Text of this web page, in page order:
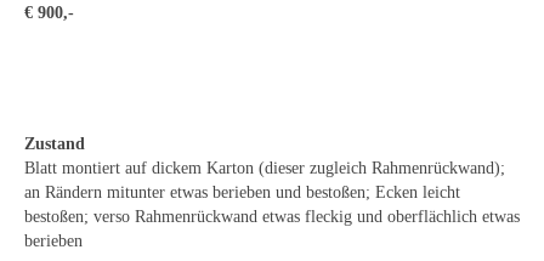
Kunst nach 1945
€ 900,-
Zustand
Blatt montiert auf dickem Karton (dieser zugleich Rahmenrückwand);
an Rändern mitunter etwas berieben und bestoßen; Ecken leicht
bestoßen; verso Rahmenrückwand etwas fleckig und oberflächlich etwas
berieben